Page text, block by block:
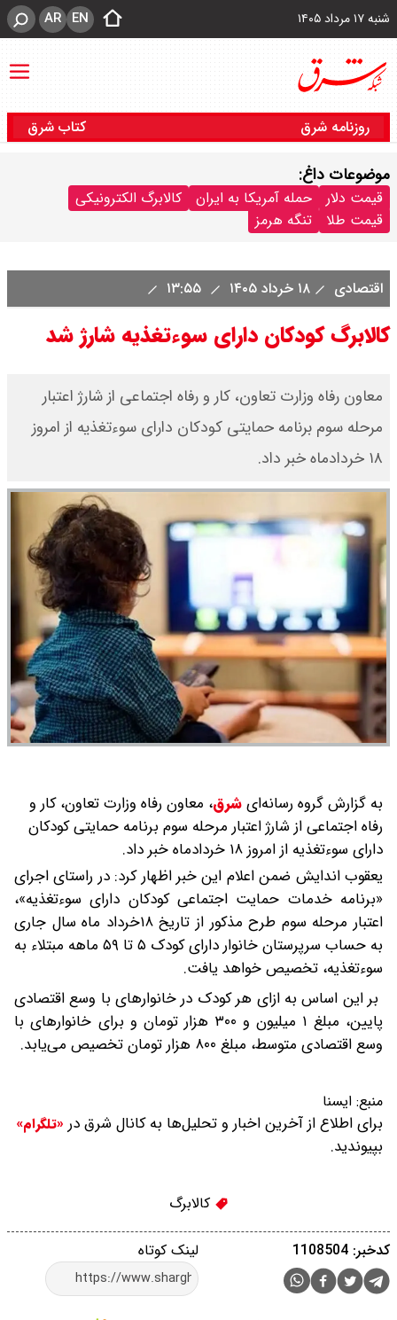
شنبه ۱۷ مرداد ۱۴۰۵ EN
AR
روزنامه شرق کتاب شرق
موضوعات داغ:
قیمت دلار حمله آمریکا به ایران
کالابرگ الکترونیکی
قیمت طلا
تنگه هرمز
اقتصادی ۱۸ خرداد ۱۴۰۵
کالابرگ کودکان دارای سوءتغذیه شارژ شد
معاون رفاه وزارت تعاون، کار و رفاه اجتماعی از شارژ اعتبار
مرحله سوم برنامه حمایتی کودکان دارای سوءتغذیه از امروز
۱۸ خردادماه خبر داد.
به گزارش گروه رسانه‌ایشرق، معاون رفاه وزارت تعاون، کار و
رفاه اجتماعی از شارژ اعتبار مرحله سوم برنامه حمایتی کودکان
دارای سوءتغذیه از امروز ۱۸ خردادماه خبر داد.
یعقوب اندایش ضمن اعلام این خبر اظهار کرد: در راستای اجرای
«برنامه خدمات حمایت اجتماعی کودکان دارای سوءتغذیه»،
اعتبار مرحله سوم طرح مذکور از تاریخ ۱۸خرداد ماه سال جاری
به حساب سرپرستان خانوار دارای کودک ۵ تا ۵۹ ماهه مبتلاء به
سوءتغذیه، تخصیص خواهد یافت.
بر این اساس به ازای هر کودک در خانوارهای با وسع اقتصادی
پایین، مبلغ ۱ میلیون و ۳۰۰ هزار تومان و برای خانوارهای با
وسع اقتصادی متوسط، مبلغ ۸۰۰ هزار تومان تخصیص می‌یابد.
منبع: ایسنا
برای اطلاع از آخرین اخبار و تحلیل‌ها به کانال شرق در «تلگرام»
بپیوندید.
کالابرگ
لینک کوتاه کدخبر: 1108504